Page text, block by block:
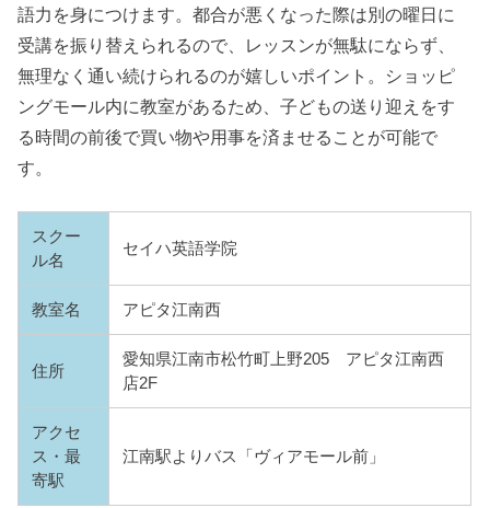
語力を身につけます。都合が悪くなった際は別の曜日に
受講を振り替えられるので、レッスンが無駄にならず、
無理なく通い続けられるのが嬉しいポイント。ショッピ
ングモール内に教室があるため、子どもの送り迎えをす
る時間の前後で買い物や用事を済ませることが可能で
す。
スクー
ル名
セイハ英語学院
教室名 アピタ江南西
住所
愛知県江南市松竹町上野205 アピタ江南西
店2F
アクセ
ス・最
寄駅
江南駅よりバス「ヴィアモール前」